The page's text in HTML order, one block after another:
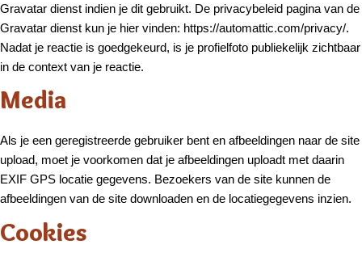
Gravatar dienst indien je dit gebruikt. De privacybeleid pagina van de
Gravatar dienst kun je hier vinden: https://automattic.com/privacy/.
Nadat je reactie is goedgekeurd, is je profielfoto publiekelijk zichtbaar
in de context van je reactie.
Media
Als je een geregistreerde gebruiker bent en afbeeldingen naar de site
upload, moet je voorkomen dat je afbeeldingen uploadt met daarin
EXIF GPS locatie gegevens. Bezoekers van de site kunnen de
afbeeldingen van de site downloaden en de locatiegegevens inzien.
Cookies